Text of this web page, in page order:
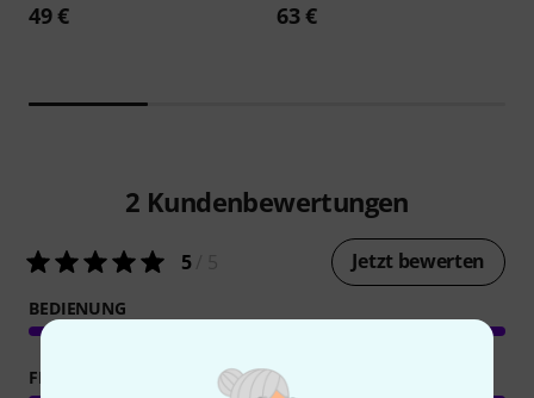
49 € 63 €
2 Kundenbewertungen
5/ 5 Jetzt bewerten
BEDIENUNG
FEATURES